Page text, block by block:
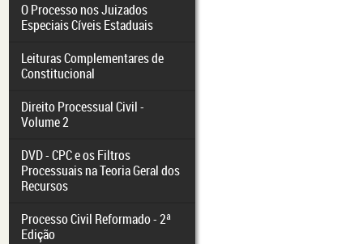
O Processo nos Juizados
Especiais Cíveis Estaduais
Leituras Complementares de
Constitucional
Direito Processual Civil -
Volume 2
DVD - CPC e os Filtros
Processuais na Teoria Geral dos
Recursos
Processo Civil Reformado - 2ª
Edição